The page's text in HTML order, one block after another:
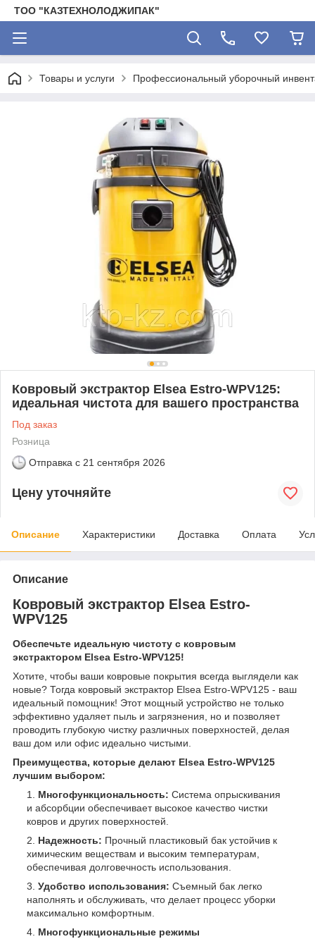
ТОО "КАЗТЕХНОЛОДЖИПАК"
Товары и услуги Профессиональный уборочный
Ковровый экстрактор Elsea Estro-WPV125:
идеальная чистота для вашего пространства
Под заказ
Розница
Отправка с 21 сентября 2026
Цену уточняйте
Описание Характеристики Доставка Оплата
Описание
Ковровый экстрактор Elsea Estro-
WPV125
Обеспечьте идеальную чистоту с ковровым
экстрактором Elsea Estro-WPV125!
Хотите, чтобы ваши ковровые покрытия всегда выглядели как
новые? Тогда ковровый экстрактор Elsea Estro-WPV125 - ваш
идеальный помощник! Этот мощный устройство не только
эффективно удаляет пыль и загрязнения, но и позволяет
проводить глубокую чистку различных поверхностей, делая
ваш дом или офис идеально чистыми.
Преимущества, которые делают Elsea Estro-WPV125
лучшим выбором:
Многофункциональность: Система опрыскивания
и абсорбции обеспечивает высокое качество чистки
ковров и других поверхностей.
Надежность: Прочный пластиковый бак устойчив к
химическим веществам и высоким температурам,
обеспечивая долговечность использования.
Удобство использования: Съемный бак легко
наполнять и обслуживать, что делает процесс уборки
максимально комфортным.
Многофункциональные режимы